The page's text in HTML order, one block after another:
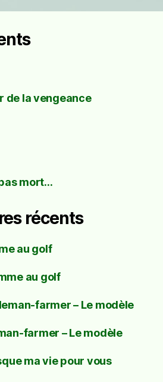
de la vengeance
mort…
récents
au golf
au golf
farmer – Le modèle
farmer – Le modèle
ma vie pour vous